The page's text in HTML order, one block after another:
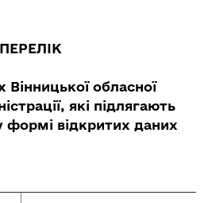
ПЕРЕЛІК
Вінницької обласної
які підлягають
формі відкритих даних